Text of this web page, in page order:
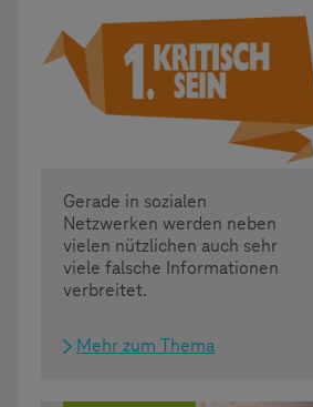
Gerade in sozialen
Netzwerken werden neben
vielen nützlichen auch sehr
viele falsche Informationen
verbreitet.
Mehr zum Thema